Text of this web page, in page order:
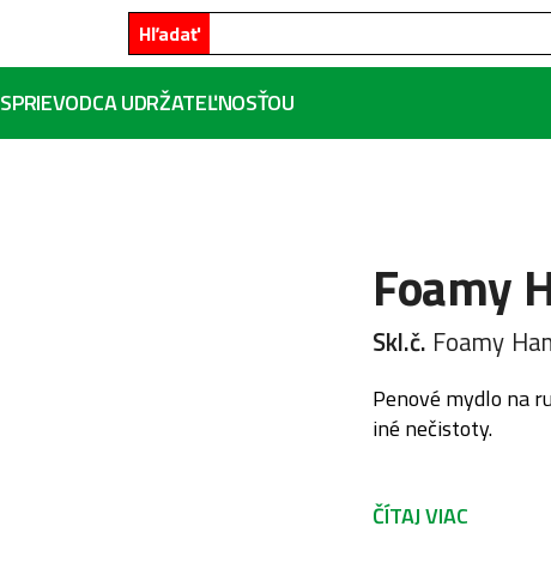
Hľadať
SPRIEVODCA UDRŽATEĽNOSŤOU
Foamy
Skl.č. Foamy
Penové mydlo na
iné nečistoty.
ČÍTAJ VIAC